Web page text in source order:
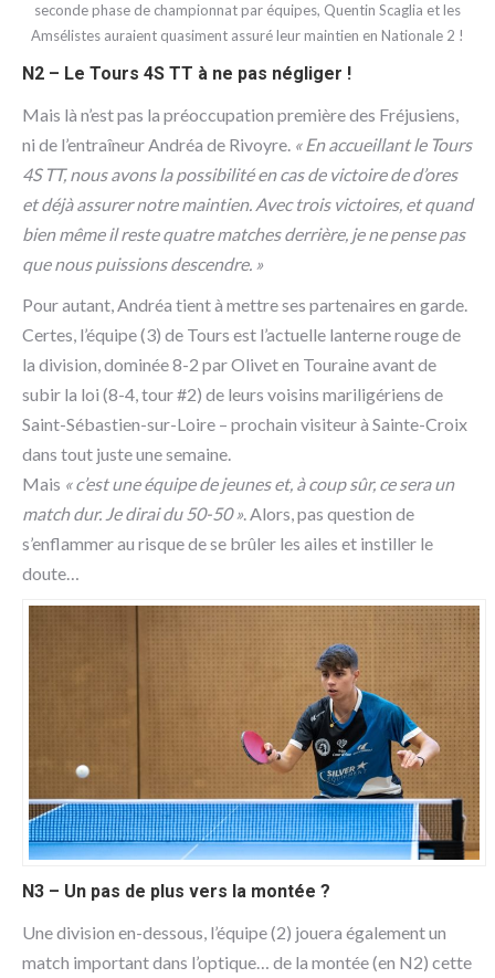
seconde phase de championnat par équipes, Quentin Scaglia et les
Amsélistes auraient quasiment assuré leur maintien en Nationale 2 !
N2 – Le Tours 4S TT à ne pas négliger !
Mais là n’est pas la préoccupation première des Fréjusiens,
ni de l’entraîneur Andréa de Rivoyre. « En accueillant le Tours
4S TT, nous avons la possibilité en cas de victoire de d’ores
et déjà assurer notre maintien. Avec trois victoires, et quand
bien même il reste quatre matches derrière, je ne pense pas
que nous puissions descendre. »
Pour autant, Andréa tient à mettre ses partenaires en garde.
Certes, l’équipe (3) de Tours est l’actuelle lanterne rouge de
la division, dominée 8-2 par Olivet en Touraine avant de
subir la loi (8-4, tour #2) de leurs voisins mariligériens de
Saint-Sébastien-sur-Loire – prochain visiteur à Sainte-Croix
dans tout juste une semaine.
Mais « c’est une équipe de jeunes et, à coup sûr, ce sera un
match dur. Je dirai du 50-50 ». Alors, pas question de
s’enflammer au risque de se brûler les ailes et instiller le
doute…
N3 – Un pas de plus vers la montée ?
Une division en-dessous, l’équipe (2) jouera également un
match important dans l’optique… de la montée (en N2) cette